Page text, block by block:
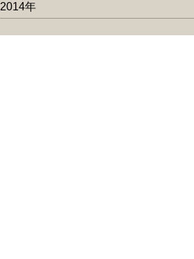
2014年